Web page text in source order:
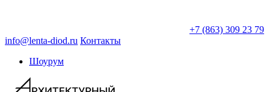
+7 (863) 309 23 79
info@lenta-diod.ru Контакты
Шоурум